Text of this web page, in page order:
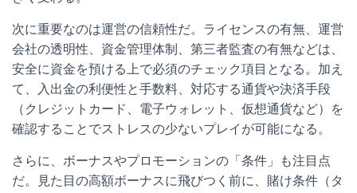
次に重要なのは運営の信頼性だ。ライセンスの有無、運営
会社の透明性、資金管理体制、第三者監査の有無などは、
安全に資金を預ける上で必須のチェック項目となる。加え
て、入出金の利便性と手数料、対応する通貨や決済手段
（クレジットカード、電子ウォレット、仮想通貨など）を
確認することでストレスの少ないプレイが可能になる。
さらに、ボーナスやプロモーションの「条件」も注目点
だ。見た目の高額ボーナスに飛びつく前に、賭け条件（タ